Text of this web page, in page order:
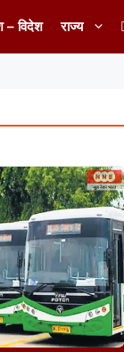
– विदेश राज्य